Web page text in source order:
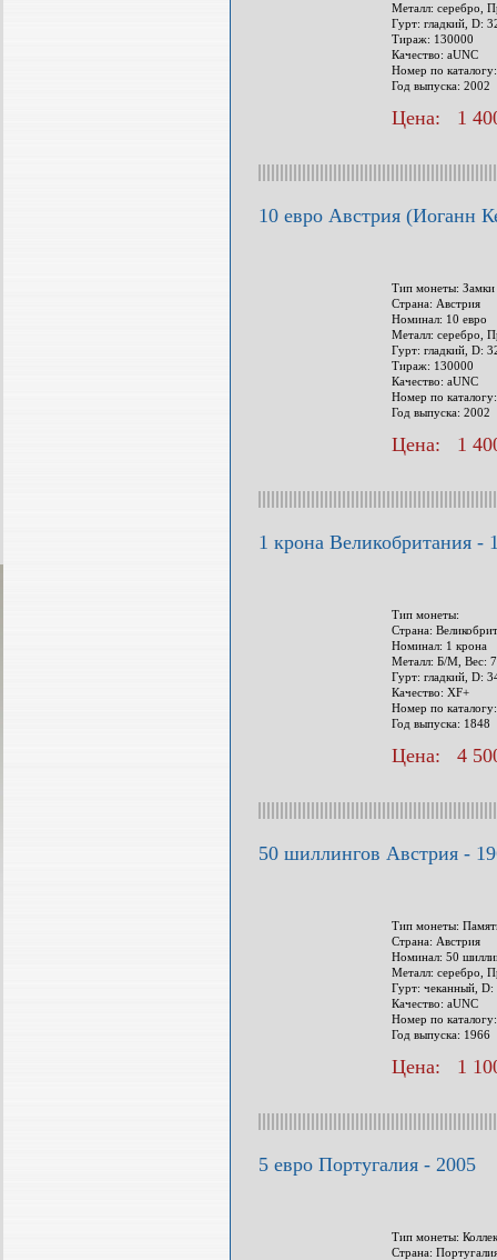
Металл: серебро,
Гурт: гладкий, D:
Тираж: 130000
Качество: aUNC
Номер по
Год выпуска: 2002
Цена: 1
10 евро Австрия (Иоганн
Тип монеты: Замки
Страна: Австрия
Номинал: 10 евро
Металл: серебро,
Гурт: гладкий, D:
Тираж: 130000
Качество: aUNC
Номер по
Год выпуска: 2002
Цена: 1
1 крона Великобритания -
Тип монеты:
Страна:
Номинал: 1 крона
Металл: Б/М, Вес:
Гурт: гладкий, D:
Качество: XF+
Номер по каталогу:
Год выпуска: 1848
Цена: 4
50 шиллингов Австрия -
Тип монеты:
Страна: Австрия
Номинал: 50
Металл: серебро,
Гурт: чеканный,
Качество: aUNC
Номер по
Год выпуска: 1966
Цена: 1
5 евро Португалия - 2005
Тип монеты:
Страна: